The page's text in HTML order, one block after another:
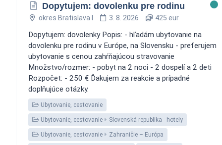
Dopytujem: dovolenku pre rodinu
okres Bratislava I 3. 8. 2026 425 eur
Dopytujem: dovolenky Popis: - hľadám ubytovanie na
dovolenku pre rodinu v Európe, na Slovensku - preferujem
ubytovanie s cenou zahŕňajúcou stravovanie
Množstvo/rozmer: - pobyt na 2 noci - 2 dospelí a 2 deti
Rozpočet: - 250 € Ďakujem za reakcie a prípadné
doplňujúce otázky.
Ubytovanie, cestovanie
Ubytovanie, cestovanie Slovenská republika - hotely
Ubytovanie, cestovanie Zahraničie – Európa